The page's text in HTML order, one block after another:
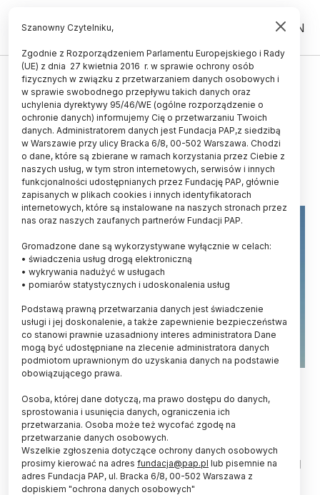
PL EN
Raport: Polska wśród unijnych
liderów zanieczyszczeń powietrza
pyłami
21.02.2015
aktualizacja: 21.02.2015
3 minuty czytania
Fot. Fotolia
Mimo obowiązywania unijnych regulacji południe
Polski i niektóre nasze miasta, w tym Warszawa
należą - obok Paryża czy Mediolanu - do miejsc o
najsilniejszym zanieczyszczeniu powietrza w
Europie - czytamy w "Atmospheric Chemistry and
Physics".
Szanowny Czytelniku,
Zgodnie z Rozporządzeniem Parlamentu Europejskiego i Rady
(UE) z dnia 27 kwietnia 2016 r. w sprawie ochrony osób
fizycznych w związku z przetwarzaniem danych osobowych i
w sprawie swobodnego przepływu takich danych oraz
uchylenia dyrektywy 95/46/WE (ogólne rozporządzenie o
ochronie danych) informujemy Cię o przetwarzaniu Twoich
danych. Administratorem danych jest Fundacja PAP,z siedzibą
w Warszawie przy ulicy Bracka 6/8, 00-502 Warszawa. Chodzi
o dane, które są zbierane w ramach korzystania przez Ciebie z
naszych usług, w tym stron internetowych, serwisów i innych
funkcjonalności udostępnianych przez Fundację PAP, głównie
zapisanych w plikach cookies i innych identyfikatorach
internetowych, które są instalowane na naszych stronach przez
nas oraz naszych zaufanych partnerów Fundacji PAP.
Gromadzone dane są wykorzystywane wyłącznie w celach:
• świadczenia usług drogą elektroniczną
• wykrywania nadużyć w usługach
• pomiarów statystycznych i udoskonalenia usług
Podstawą prawną przetwarzania danych jest świadczenie
usługi i jej doskonalenie, a także zapewnienie bezpieczeństwa
co stanowi prawnie uzasadniony interes administratora Dane
mogą być udostępniane na zlecenie administratora danych
podmiotom uprawnionym do uzyskania danych na podstawie
obowiązującego prawa.
Osoba, której dane dotyczą, ma prawo dostępu do danych,
sprostowania i usunięcia danych, ograniczenia ich
przetwarzania. Osoba może też wycofać zgodę na
przetwarzanie danych osobowych.
Wszelkie zgłoszenia dotyczące ochrony danych osobowych
prosimy kierować na adres fundacja@pap.pl lub pisemnie na
adres Fundacja PAP, ul. Bracka 6/8, 00-502 Warszawa z
dopiskiem "ochrona danych osobowych"